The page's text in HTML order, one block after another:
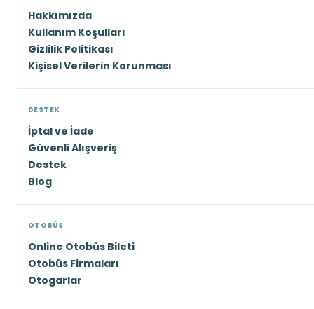
Hakkımızda
Kullanım Koşulları
Gizlilik Politikası
Kişisel Verilerin Korunması
DESTEK
İptal ve İade
Güvenli Alışveriş
Destek
Blog
OTOBÜS
Online Otobüs Bileti
Otobüs Firmaları
Otogarlar